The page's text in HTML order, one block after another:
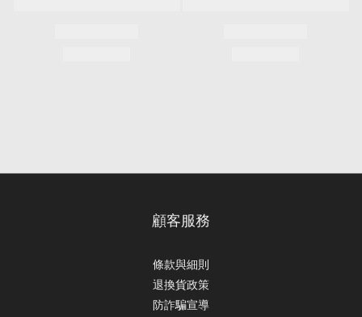
顧客服務
條款與細則
退換貨政策
防詐騙宣導